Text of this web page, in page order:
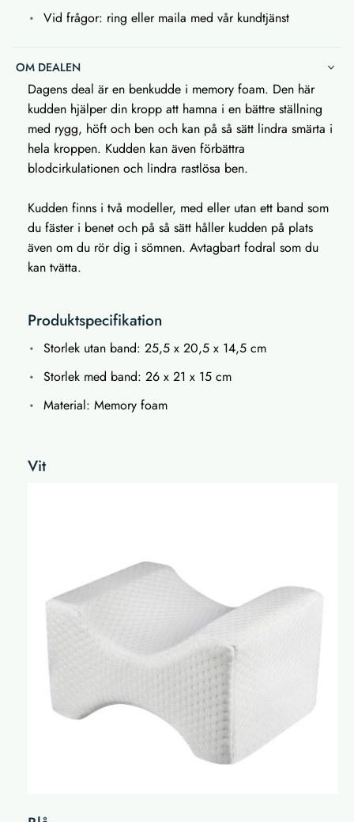
Vid frågor: ring eller maila med vår kundtjänst
OM DEALEN
Dagens deal är en benkudde i memory foam. Den här
kudden hjälper din kropp att hamna i en bättre ställning
med rygg, höft och ben och kan på så sätt lindra smärta i
hela kroppen. Kudden kan även förbättra
blodcirkulationen och lindra rastlösa ben.
Kudden finns i två modeller, med eller utan ett band som
du fäster i benet och på så sätt håller kudden på plats
även om du rör dig i sömnen. Avtagbart fodral som du
kan tvätta.
Produktspecifikation
Storlek utan band: 25,5 x 20,5 x 14,5 cm
Storlek med band: 26 x 21 x 15 cm
Material: Memory foam
Vit